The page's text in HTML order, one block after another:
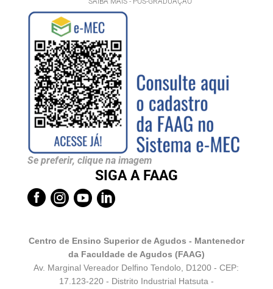
Se preferir, clique na imagem
SIGA A FAAG
   
Centro de Ensino Superior de Agudos - Mantenedor
da Faculdade de Agudos (FAAG)
Av. Marginal Vereador Delfino Tendolo, D1200 - CEP:
17.123-220 - Distrito Industrial Hatsuta -